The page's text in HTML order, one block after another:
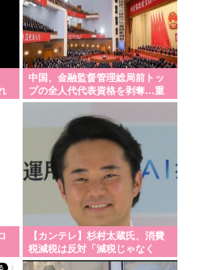
す。そんな国でいいのか？入
たことがない。山しかない場所
←これ
表、歴史的初勝利ならず…オー
け 8戦全敗
なぜか笑顔の若者がアニメ風に
大転換とのチグハグ感に戸惑い
値段じゃ、米作り辞める人、
あ？？」
中国、金融監督管理総局前トッ
プの全人代代表資格を剥奪…重
大な規律違反で！
【カンテレ】杉村太蔵氏、消費
税減税は反対「減税じゃなく
て、現金給付を」